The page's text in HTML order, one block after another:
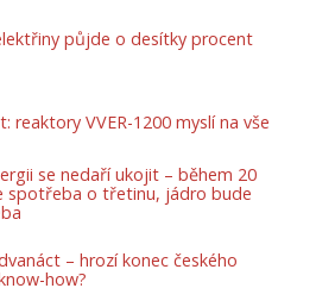
půjde o desítky procent
reaktory VVER-1200 myslí na vše
se nedaří ukojit – během 20
spotřeba o třetinu, jádro bude
– hrozí konec českého
how?